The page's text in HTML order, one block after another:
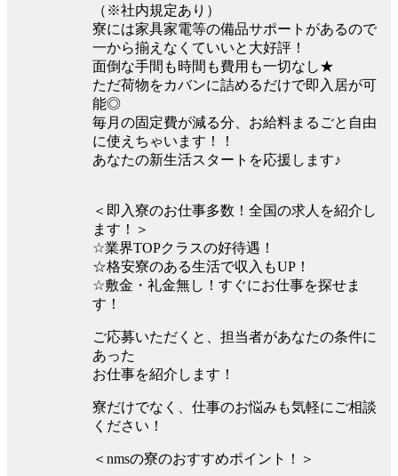
（※社内規定あり）
寮には家具家電等の備品サポートがあるので
一から揃えなくていいと大好評！
面倒な手間も時間も費用も一切なし★
ただ荷物をカバンに詰めるだけで即入居が可
能◎
毎月の固定費が減る分、お給料まるごと自由
に使えちゃいます！！
あなたの新生活スタートを応援します♪
＜即入寮のお仕事多数！全国の求人を紹介し
ます！＞
☆業界TOPクラスの好待遇！
☆格安寮のある生活で収入もUP！
☆敷金・礼金無し！すぐにお仕事を探せま
す！
ご応募いただくと、担当者があなたの条件に
あった
お仕事を紹介します！
寮だけでなく、仕事のお悩みも気軽にご相談
ください！
＜nmsの寮のおすすめポイント！＞